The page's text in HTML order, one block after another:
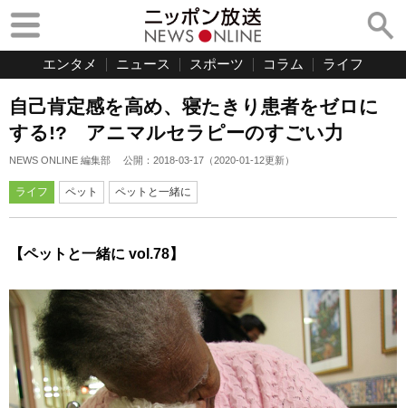
エンタメ ニュース スポーツ コラム ライフ
自己肯定感を高め、寝たきり患者をゼロに
する!? アニマルセラピーのすごい力
NEWS ONLINE 編集部 公開： 2018-03-17 （2020-01-12更新）
ライフ ペット ペットと一緒に
【ペットと一緒に vol.78】